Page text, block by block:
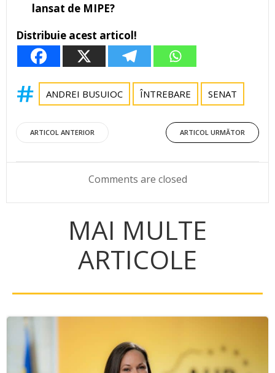
lansat de MIPE?
Distribuie acest articol!
ANDREI BUSUIOC ÎNTREBARE SENAT
Post
navigation
ARTICOL ANTERIOR
Post
navigation
ARTICOL URMĂTOR
Comments are closed
MAI MULTE
ARTICOLE